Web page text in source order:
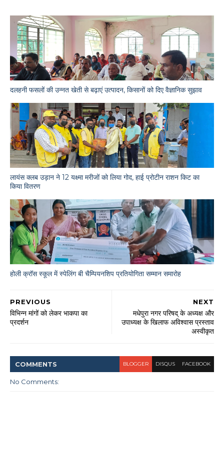
दलहनी फसलों की उन्नत खेती से बढ़ाएं उत्पादन, किसानों को दिए वैज्ञानिक सुझाव
लायंस क्लब उड़ान ने 12 यक्ष्मा मरीजों को लिया गोद, हाई प्रोटीन राशन किट का
किया वितरण
होली क्रॉस स्कूल में स्पेलिंग बी चैम्पियनशिप प्रतियोगिता सम्मान समारोह
NEXT
मधेपुरा नगर परिषद् के अध्यक्ष और
उपाध्यक्ष के खिलाफ अविश्वास प्रस्ताव
अस्वीकृत
PREVIOUS
विभिन्न मांगों को लेकर भाकपा का
प्रदर्शन
COMMENTS BLOGGER DISQUS FACEBOOK
No Comments: